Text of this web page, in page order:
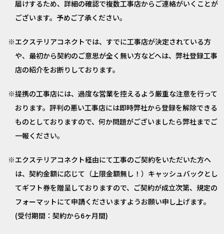
届けするため、詳細の確認で複数工事店からご連絡がいくことが
ございます。予めご了承ください。
エクステリアコネクトでは、すでに工事店が決定されている方
や、最初から契約のご意思が全く無い方などへは、弊社登録工事
店の紹介をお断りしております。
提携の工事店には、過度な営業を控えるよう厳重な注意を行って
おります。評判の悪い工事店には即時弊社から登録を解除できる
ものとしておりますので、何か問題がございましたら弊社までご
一報ください。
エクステリアコネクト経由にて工事のご契約をいただいた方へ
は、契約金額に応じて（上限金額無し！）キャッシュバックとし
てギフト券を贈呈しておりますので、ご契約が成立次第、規定の
フォーマットにて申請くださいますようお願い申し上げます。
(受付期間：契約から6ヶ月間)